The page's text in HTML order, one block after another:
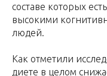
составе которых
высокими
людей.
Как отметили
диете в целом